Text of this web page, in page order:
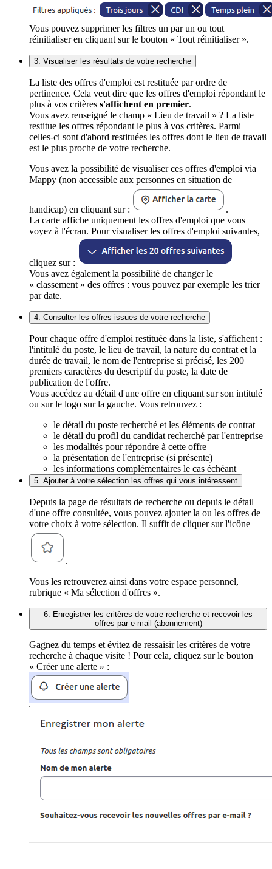
Vous pouvez supprimer les filtres un par un ou tout
réinitialiser en cliquant sur le bouton « Tout réinitialiser ».
3. Visualiser les résultats de votre recherche
La liste des offres d'emploi est restituée par ordre de
pertinence. Cela veut dire que les offres d'emploi répondant le
plus à vos critères s'affichent en premier.
Vous avez renseigné le champ « Lieu de travail » ? La liste
restitue les offres répondant le plus à vos critères. Parmi
celles-ci sont d'abord restituées les offres dont le lieu de travail
est le plus proche de votre recherche.
Vous avez la possibilité de visualiser ces offres d'emploi via
Mappy (non accessible aux personnes en situation de
handicap) en cliquant sur :
.
La carte affiche uniquement les offres d'emploi que vous
voyez à l'écran. Pour visualiser les offres d'emploi suivantes,
cliquez sur :
Vous avez également la possibilité de changer le
« classement » des offres : vous pouvez par exemple les trier
par date.
4. Consulter les offres issues de votre recherche
Pour chaque offre d'emploi restituée dans la liste, s'affichent :
l'intitulé du poste, le lieu de travail, la nature du contrat et la
durée de travail, le nom de l'entreprise si précisé, les 200
premiers caractères du descriptif du poste, la date de
publication de l'offre.
Vous accédez au détail d'une offre en cliquant sur son intitulé
ou sur le logo sur la gauche. Vous retrouvez :
le détail du poste recherché et les éléments de contrat
le détail du profil du candidat recherché par l'entreprise
les modalités pour répondre à cette offre
la présentation de l'entreprise (si présente)
les informations complémentaires le cas échéant
5. Ajouter à votre sélection les offres qui vous intéressent
Depuis la page de résultats de recherche ou depuis le détail
d'une offre consultée, vous pouvez ajouter la ou les offres de
votre choix à votre sélection. Il suffit de cliquer sur l'icône
.
Vous les retrouverez ainsi dans votre espace personnel,
rubrique « Ma sélection d'offres ».
6. Enregistrer les critères de votre recherche et recevoir les
offres par e-mail (abonnement)
Gagnez du temps et évitez de ressaisir les critères de votre
recherche à chaque visite ! Pour cela, cliquez sur le bouton
« Créer une alerte » :